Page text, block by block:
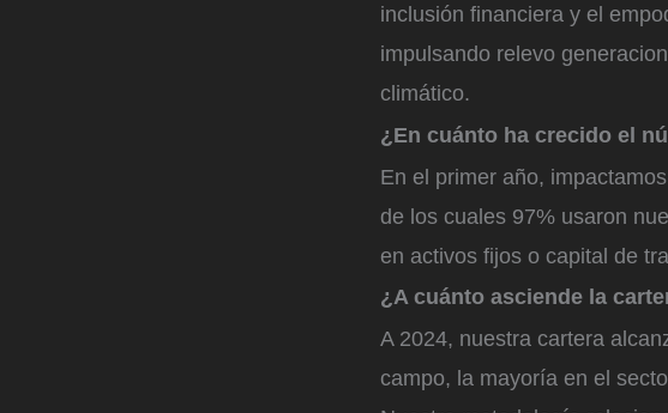
inclusión financiera y el
impulsando relevo
climático.
¿En cuánto ha crecido el
En el primer año,
de los cuales 97% usaron
en activos fijos o capital de
¿A cuánto asciende la
A 2024, nuestra cartera
campo, la mayoría en el